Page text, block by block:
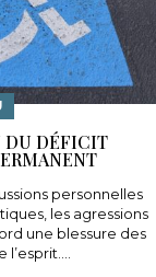
DU DÉFICIT
personnelles
les agressions
une blessure des
l’esprit.…